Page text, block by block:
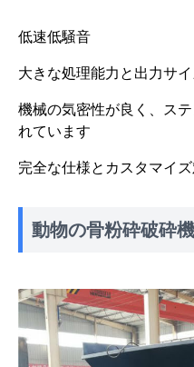
低速低騒音
大きな処理能力と出力サ
機械の気密性が良く、ス
れています
完全な仕様とカスタマイ
動物の骨粉砕破砕